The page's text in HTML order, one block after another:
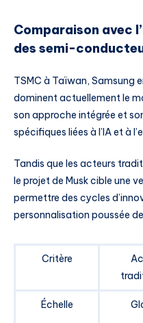
Comparaison avec
des semi-
TSMC à Taïwan, Samsung
dominent actuellement le
son approche intégrée et
spécifiques liées à l’IA et à
Tandis que les acteurs
le projet de Musk cible une
permettre des cycles
personnalisation poussée
Critère
Échelle